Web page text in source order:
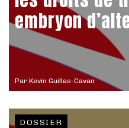
Par Kevin Guillas-Cavan
embryon
DOSSIER